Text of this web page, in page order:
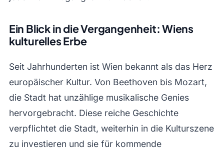
Ein Blick in die Vergangenheit: Wiens
kulturelles Erbe
Seit Jahrhunderten ist Wien bekannt als das Herz
europäischer Kultur. Von Beethoven bis Mozart,
die Stadt hat unzählige musikalische Genies
hervorgebracht. Diese reiche Geschichte
verpflichtet die Stadt, weiterhin in die Kulturszene
zu investieren und sie für kommende